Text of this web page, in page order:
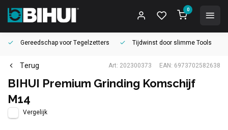
0
Gereedschap voorTegelzetters Tijdwinst door slimme Tools
Terug Art: 202300373 EAN: 6973702582638
BIHUI Premium Grinding Komschijf
M14
Vergelijk